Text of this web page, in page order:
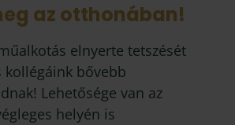
az otthonában!
elnyerte tetszését
kollégáink bővebb
Lehetősége van az
helyén is